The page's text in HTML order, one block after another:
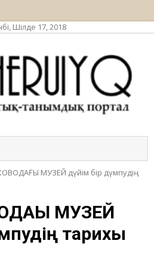
Шілде 17, 2018
МУЗЕЙ дүйім бір дүмпудің
МУЗЕЙ
тарихы